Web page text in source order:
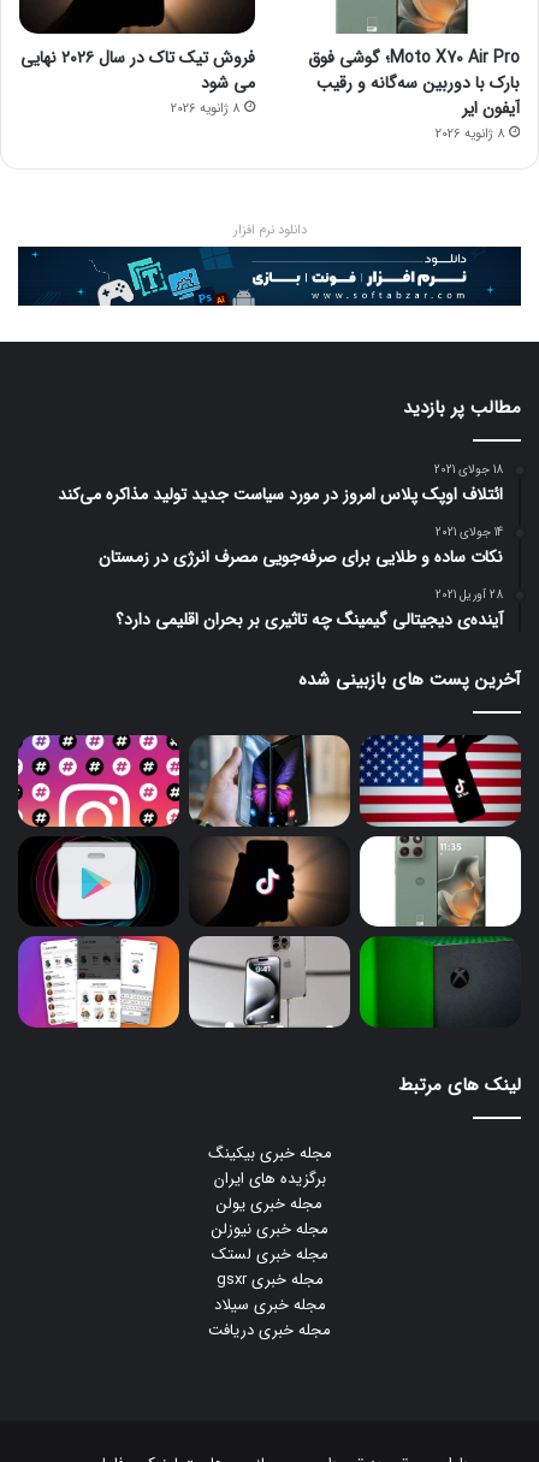
Moto X70 Air Pro؛ گوشی فوق
بارک با دوربین سه‌گانه و رقیب
آیفون ایر
8 ژانویه 2026
فروش تیک تاک در سال ۲۰۲۶ نهایی
می شود
8 ژانویه 2026
دانلود نرم افزار
مطالب پر بازدید
18 جولای 2021
ائتلاف اوپک پلاس امروز در مورد سیاست جدید تولید مذاکره می‌کند
14 جولای 2021
نکات ساده و طلایی برای صرفه‌جویی مصرف انرژی در زمستان
28 آوریل 2021
آینده‌ی دیجیتالی گیمینگ چه تاثیری بر بحران اقلیمی دارد؟
آخرین پست های بازبینی شده
لینک های مرتبط
مجله خبری بیکینگ
برگزیده های ایران
مجله خبری یولن
مجله خبری نیوزلن
مجله خبری لستک
مجله خبری gsxr
مجله خبری سیلاد
مجله خبری دریافت